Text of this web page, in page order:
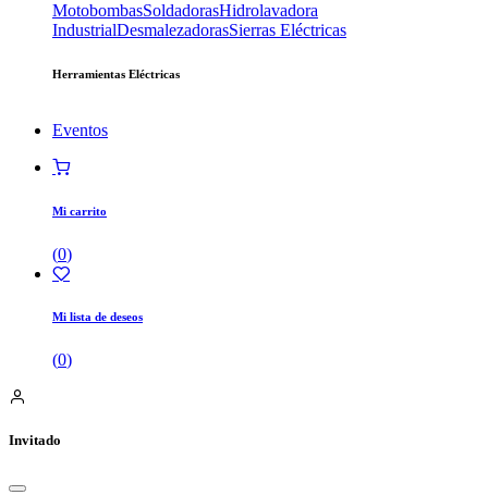
MotobombasSoldadorasHidrolavadora
IndustrialDesmalezadorasSierras Eléctricas
Herramientas Eléctricas
Eventos
Mi carrito
(0)
Mi lista de deseos
(0)
Invitado